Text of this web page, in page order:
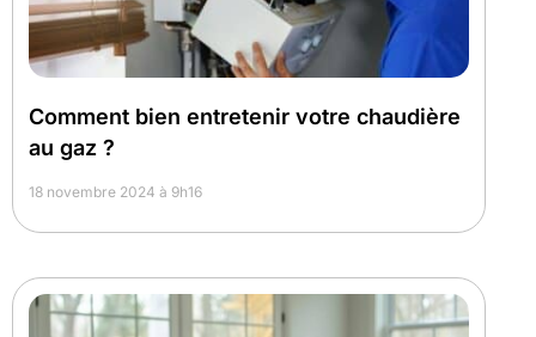
Comment bien entretenir votre chaudière
au gaz ?
18 novembre 2024 à 9h16